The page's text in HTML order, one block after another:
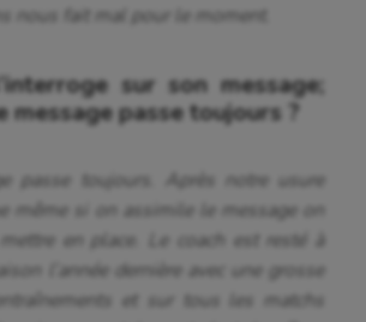
nous fait mal pour le moment.
sur son message;
message passe toujours ?
passe toujours. Après notre usure
même si on assimile le message on
en place. Le coach est resté à
l’année dernière avec une grosse
et sur tous les matchs